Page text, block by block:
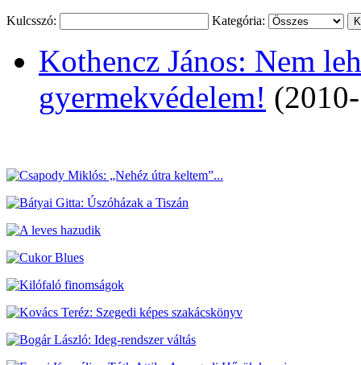
Kulcsszó: Kategória:
Kothencz János: Nem
gyermekvédelem!